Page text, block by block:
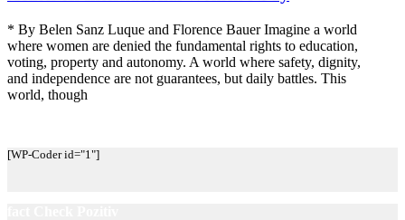
* By Belen Sanz Luque and Florence Bauer Imagine a world
where women are denied the fundamental rights to education,
voting, property and autonomy. A world where safety, dignity,
and independence are not guarantees, but daily battles. This
world, though
[WP-Coder id="1"]